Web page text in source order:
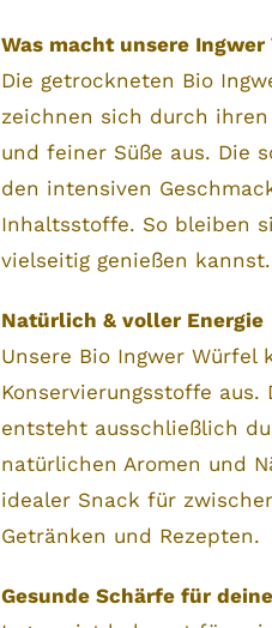
Was macht unsere
Die getrockneten Bio
zeichnen sich durch
und feiner Süße aus. Die
den intensiven
Inhaltsstoffe. So bleiben
vielseitig genießen kannst.
Natürlich & voller Energie
Unsere Bio Ingwer
Konservierungsstoffe aus.
entsteht ausschließlich
natürlichen Aromen und
idealer Snack für
Getränken und Rezepten.
Gesunde Schärfe für